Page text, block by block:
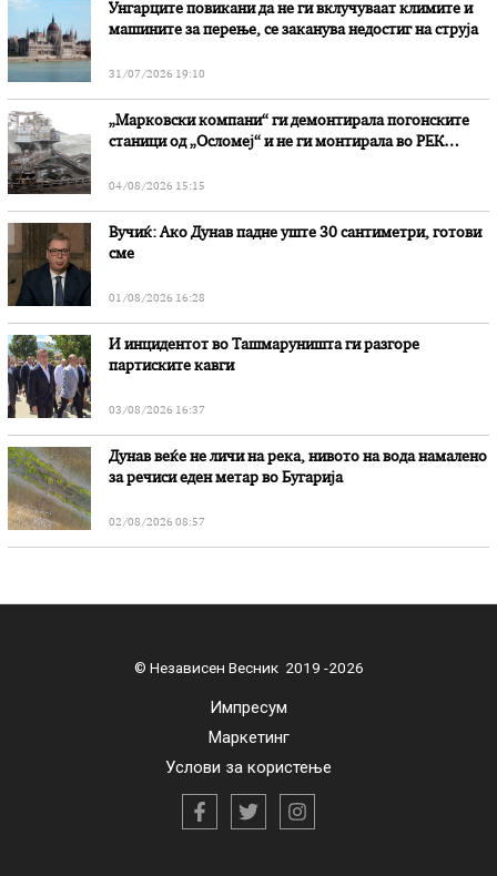
Унгарците повикани да не ги вклучуваат климите и
машините за перење, се заканува недостиг на струја
31/07/2026 19:10
„Марковски компани“ ги демонтирала погонските
станици од „Осломеј“ и не ги монтирала во РЕК
04/08/2026 15:15
Вучиќ: Ако Дунав падне уште 30 сантиметри, готови
сме
01/08/2026 16:28
И инцидентот во Ташмаруништa ги разгоре
партиските кавги
03/08/2026 16:37
Дунав веќе не личи на река, нивото на вода намалено
за речиси еден метар во Бугарија
02/08/2026 08:57
© Независен Весник 2019 -2026
Импресум
Маркетинг
Услови за користење